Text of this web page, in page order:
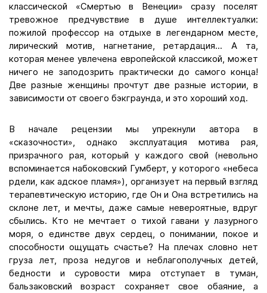
классической «Смертью в Венеции» сразу поселят
тревожное предчувствие в душе интеллектуалки:
пожилой профессор на отдыхе в легендарном месте,
лирический мотив, нагнетание, ретардация... А та,
которая менее увлечена европейской классикой, может
ничего не заподозрить практически до самого конца!
Две разные женщины прочтут две разные истории, в
зависимости от своего бэкграунда, и это хороший ход.
В начале рецензии мы упрекнули автора в
«сказочности», однако эксплуатация мотива рая,
призрачного рая, который у каждого свой (невольно
вспоминается набоковский Гумберт, у которого «небеса
рдели, как адское пламя»), организует на первый взгляд
терапевтическую историю, где Он и Она встретились на
склоне лет, и мечты, даже самые невероятные, вдруг
сбылись. Кто не мечтает о тихой гавани у лазурного
моря, о единстве двух сердец, о понимании, покое и
способности ощущать счастье? На плечах словно нет
груза лет, проза недугов и неблагополучных детей,
бедности и суровости мира отступает в туман,
бальзаковский возраст сохраняет свое обаяние, а